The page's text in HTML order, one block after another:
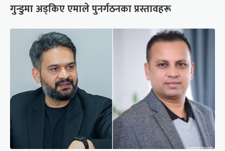
गुन्डुमा अड्किए एमाले पुनर्गठनका प्रस्तावहरू